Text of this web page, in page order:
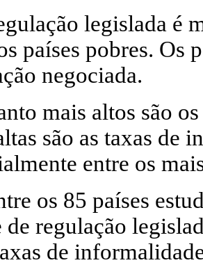
legislada é
países pobres. Os
negociada.
mais altos são
são as taxas de
entre os
os 85 países
regulação
de